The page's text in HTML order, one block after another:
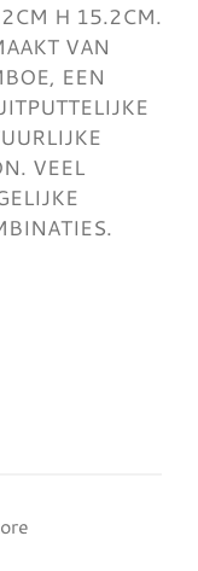
H 15.2CM.
VAN
EEN
VEEL